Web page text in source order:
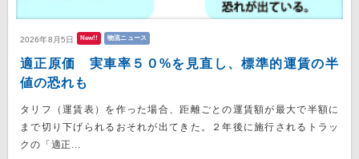
2026年8月5日 New!! 物流ニュース
適正原価 実車率５０%を見直し、標準的運賃の半
値の恐れも
タリフ（運賃表）を作った場合、距離ごとの運賃額が最大で半額に
まで切り下げられるおそれが出てきた。２年後に施行されるトラッ
クの「適正...